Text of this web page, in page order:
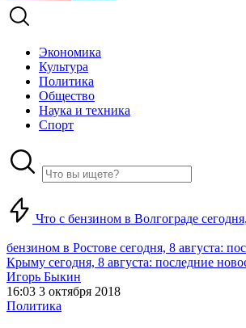
Экономика
Культура
Политика
Общество
Наука и техника
Спорт
Что с бензином в Волгограде
бензином в Ростове сегодня, 8 августа:
Крыму сегодня, 8 августа: последние
Игорь Быкин
16:03 3 октября 2018
Политика